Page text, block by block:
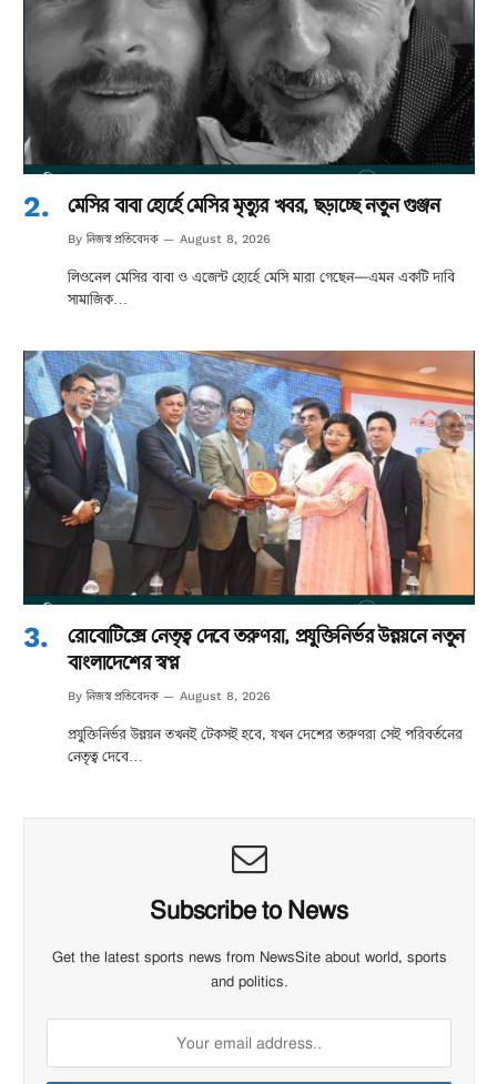
মেসির বাবা হোর্হে মেসির মৃত্যুর খবর, ছড়াচ্ছে নতুন গুঞ্জন
By নিজস্ব প্রতিবেদক August 8, 2026
লিওনেল মেসির বাবা ও এজেন্ট হোর্হে মেসি মারা গেছেন—এমন একটি দাবি
সামাজিক…
রোবোটিক্সে নেতৃত্ব দেবে তরুণরা, প্রযুক্তিনির্ভর উন্নয়নে নতুন
বাংলাদেশের স্বপ্ন
By নিজস্ব প্রতিবেদক August 8, 2026
প্রযুক্তিনির্ভর উন্নয়ন তখনই টেকসই হবে, যখন দেশের তরুণরা সেই পরিবর্তনের
নেতৃত্ব দেবে…
Subscribe to News
Get the latest sports news from NewsSite about world, sports
and politics.